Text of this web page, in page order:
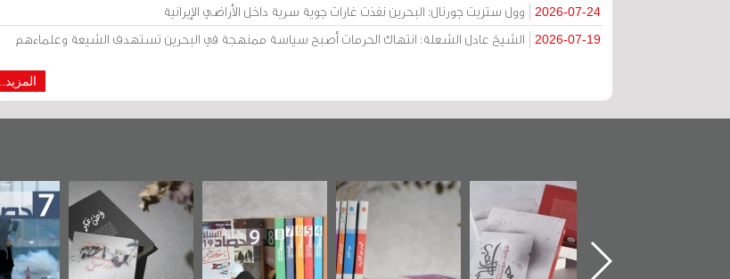
2026-07-24 وول ستريت جورنال: البحرين نفذت غارات جوية سرية داخل الأراضي الإيرانية
2026-07-19 الشيخ عادل الشعلة: انتهاك الحرمات أصبح سياسة ممنهجة في البحرين تستهدف الشيعة وعلماءهم
المزيد...
"حماة الباب الأخير":
الإصدار الأول عن
اعتصام الدراز
وأحداث ساحة
تصنيف موضوعي
للوثائق البريطانية
يقدمه «مركز أوال»
في سلسلة من 5
تصدر حصاد
الساحات 2019
«وطن عكر» رواية
جديدة لمعتقل
عسكري تصدر عن
«مرآة البحرين»